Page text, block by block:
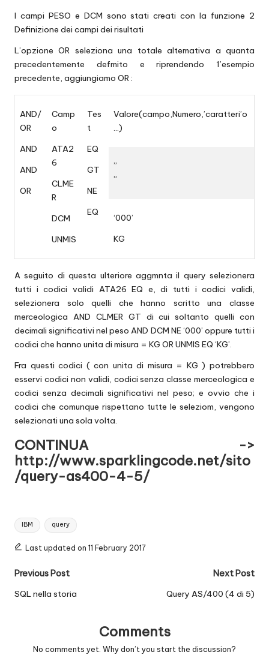
I campi PESO e DCM sono stati creati con la funzione 2
Definizione dei campi dei risultati
L’opzione OR seleziona una totale altemativa a quanta
precedentemente defmito e riprendendo 1’esempio
precedente, aggiungiamo OR :
AND/
OR
AND
AND
OR
Camp
o
ATA2
6
CLME
R
DCM
UNMIS
Tes
t
EQ
GT
NE
EQ
Valore(campo,Numero,’caratteri’o
…)
”
”
‘000’
KG
A seguito di questa ulteriore aggmnta il query selezionera
tutti i codici validi ATA26 EQ e, di tutti i codici validi,
selezionera solo quelli che hanno scritto una classe
merceologica AND CLMER GT di cui soltanto quelli con
decimali significativi nel peso AND DCM NE ‘000’ oppure tutti i
codici che hanno unita di misura = KG OR UNMIS EQ ‘KG’.
Fra questi codici ( con unita di misura = KG ) potrebbero
esservi codici non validi, codici senza classe merceologica e
codici senza decimali significativi nel peso; e ovvio che i
codici che comunque rispettano tutte Ie seleziom, vengono
selezionati una sola volta.
CONTINUA ->
http://www.sparklingcode.net/sito
/query-as400-4-5/
Tags:
IBM query
Last updated on 11 February 2017
Post
navigation
Previous Post
SQL nella storia
Next Post
Query AS/400 (4 di 5)
Comments
No comments yet. Why don’t you start the discussion?